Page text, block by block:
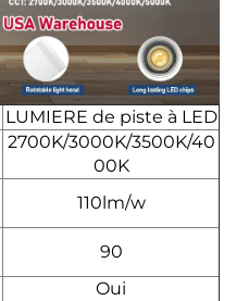
LUMIERE de piste à LED
2700K/3000K/3500K/40
00K
110lm/w
90
Oui